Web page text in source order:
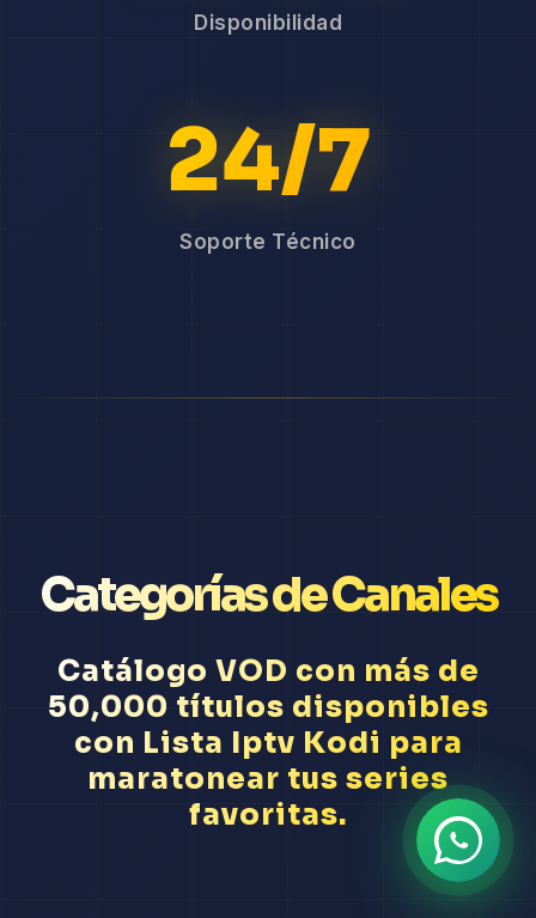
Disponibilidad
24/7
Soporte Técnico
Categorías de Canales
Catálogo VOD con más de
50,000 títulos disponibles
con Lista Iptv Kodi para
maratonear tus series
favoritas.